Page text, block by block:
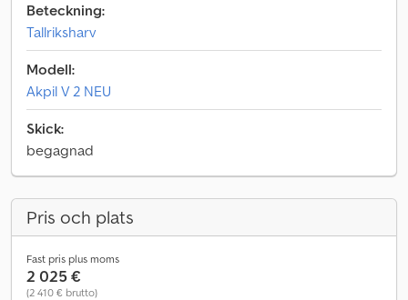
Beteckning:
Tallriksharv
Modell:
Akpil V 2 NEU
Skick:
begagnad
Pris och plats
Fast pris plus moms
2 025 €
(2 410 € brutto)